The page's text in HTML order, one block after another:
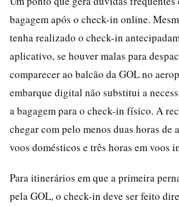
bagagem após o check-in online.
tenha realizado o check-in
aplicativo, se houver malas para
comparecer ao balcão da GOL no
embarque digital não substitui a
a bagagem para o check-in físico. A
chegar com pelo menos duas horas de
voos domésticos e três horas em voos
Para itinerários em que a primeira
pela GOL, o check-in deve ser feito